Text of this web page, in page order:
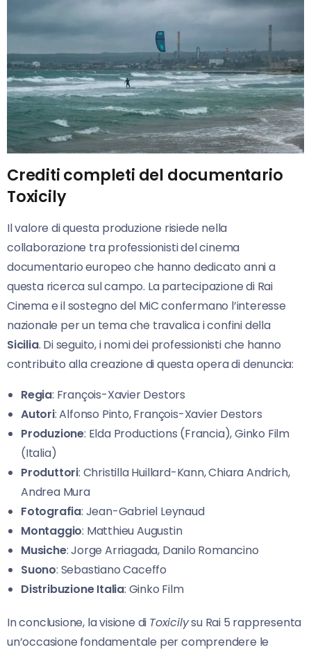
Crediti completi del documentario
Toxicily
Il valore di questa produzione risiede nella
collaborazione tra professionisti del cinema
documentario europeo che hanno dedicato anni a
questa ricerca sul campo. La partecipazione di Rai
Cinema e il sostegno del MiC confermano l’interesse
nazionale per un tema che travalica i confini della
Sicilia. Di seguito, i nomi dei professionisti che hanno
contribuito alla creazione di questa opera di denuncia:
Regia: François-Xavier Destors
Autori: Alfonso Pinto, François-Xavier Destors
Produzione: Elda Productions (Francia), Ginko Film
(Italia)
Produttori: Christilla Huillard-Kann, Chiara Andrich,
Andrea Mura
Fotografia: Jean-Gabriel Leynaud
Montaggio: Matthieu Augustin
Musiche: Jorge Arriagada, Danilo Romancino
Suono: Sebastiano Caceffo
Distribuzione Italia: Ginko Film
In conclusione, la visione di Toxicilysu Rai 5 rappresenta
un’occasione fondamentale per comprendere le